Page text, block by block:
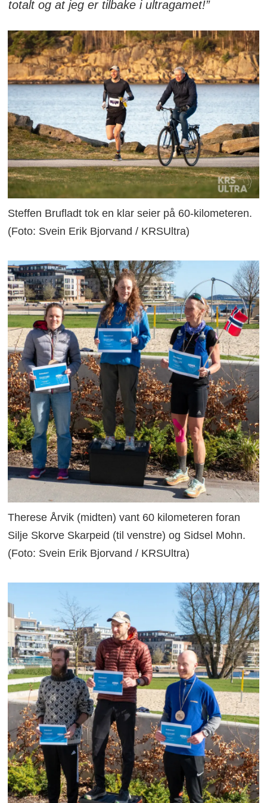
totalt og at jeg er tilbake i ultragamet!”
Steffen Brufladt tok en klar seier på 60-kilometeren.
(Foto: Svein Erik Bjorvand / KRSUltra)
Therese Årvik (midten) vant 60 kilometeren foran
Silje Skorve Skarpeid (til venstre) og Sidsel Mohn.
(Foto: Svein Erik Bjorvand / KRSUltra)